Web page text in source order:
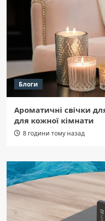
Блоги
Ароматичні свічки
для кожної кімнати
8 години тому назад